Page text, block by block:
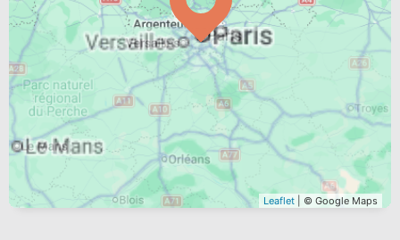
Leaflet | © Google Maps